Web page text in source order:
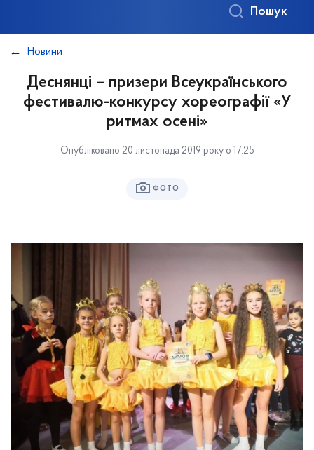
Пошук
Новини
Деснянці – призери Всеукраїнського
фестивалю-конкурсу хореографії «У
ритмах осені»
Опубліковано 20 листопада 2019 року о 17:25
ФОТО